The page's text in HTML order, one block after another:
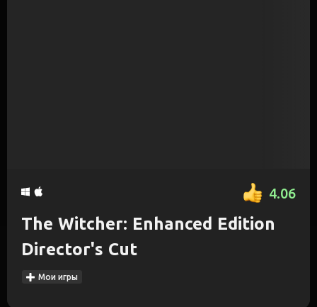
4.06
The Witcher: Enhanced Edition
Director's Cut
Мои игры